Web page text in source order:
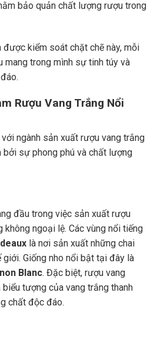
bảo quản chất lượng rượu trong
kiểm soát chặt chẽ này, mỗi
mang trong mình sự tinh túy và
Rượu Vang Trắng Nổi
ngành sản xuất rượu vang trắng
sự phong phú và chất lượng
đầu trong việc sản xuất rượu
không ngoại lệ. Các vùng nổi tiếng
là nơi sản xuất những chai
Giống nho nổi bật tại đây là
Blanc. Đặc biệt, rượu vang
biểu tượng của vang trắng thanh
chất độc đáo.